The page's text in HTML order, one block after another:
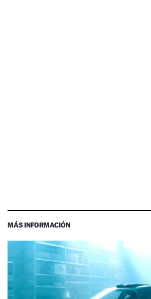
MÁS INFORMACIÓN